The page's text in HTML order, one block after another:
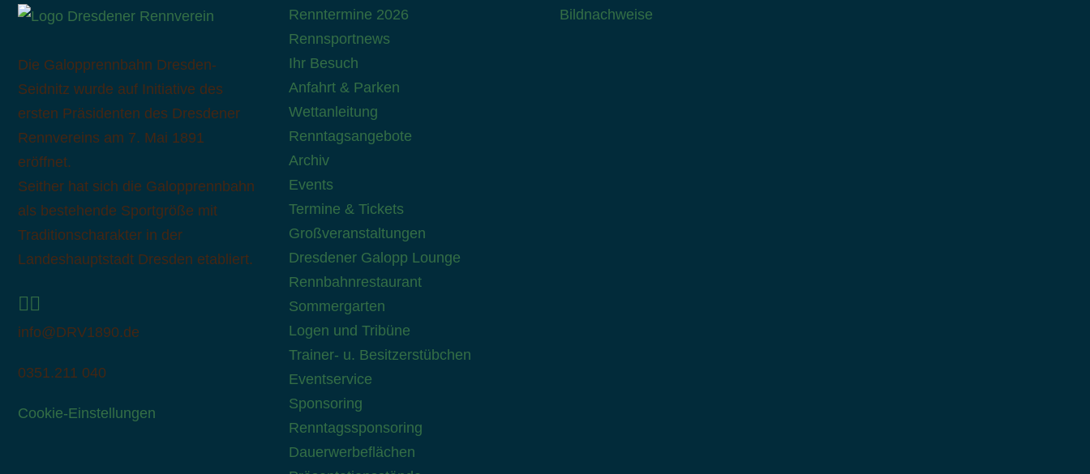
Die Galopprennbahn Dresden-
Seidnitz wurde auf Initiative des
ersten Präsidenten des Dresdener
Rennvereins am 7. Mai 1891
eröffnet.
Seither hat sich die Galopprennbahn
als bestehende Sportgröße mit
Traditionscharakter in der
Landeshauptstadt Dresden etabliert.
info@DRV1890.de
0351.211 040
Cookie-Einstellungen
Renntermine 2026
Rennsportnews
Ihr Besuch
Anfahrt & Parken
Wettanleitung
Renntagsangebote
Archiv
Events
Termine & Tickets
Großveranstaltungen
Dresdener Galopp Lounge
Rennbahnrestaurant
Sommergarten
Logen und Tribüne
Trainer- u. Besitzerstübchen
Eventservice
Sponsoring
Renntagssponsoring
Dauerwerbeflächen
Bildnachweise